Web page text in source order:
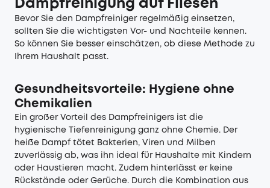
Dampfreinigung auf Fliesen
Bevor Sie den Dampfreiniger regelmäßig einsetzen,
sollten Sie die wichtigsten Vor- und Nachteile kennen.
So können Sie besser einschätzen, ob diese Methode zu
Ihrem Haushalt passt.
Gesundheitsvorteile: Hygiene ohne
Chemikalien
Ein großer Vorteil des Dampfreinigers ist die
hygienische Tiefenreinigung ganz ohne Chemie. Der
heiße Dampf tötet Bakterien, Viren und Milben
zuverlässig ab, was ihn ideal für Haushalte mit Kindern
oder Haustieren macht. Zudem hinterlässt er keine
Rückstände oder Gerüche. Durch die Kombination aus